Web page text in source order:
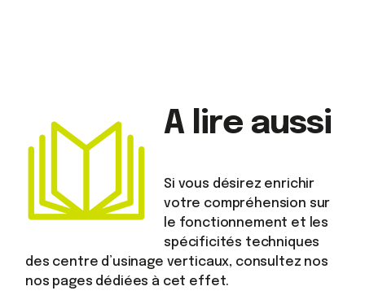
A lire aussi
Si vous désirez enrichir
votre compréhension sur
le fonctionnement et les
spécificités techniques
des centre d’usinage verticaux, consultez nos
nos pages dédiées à cet effet.